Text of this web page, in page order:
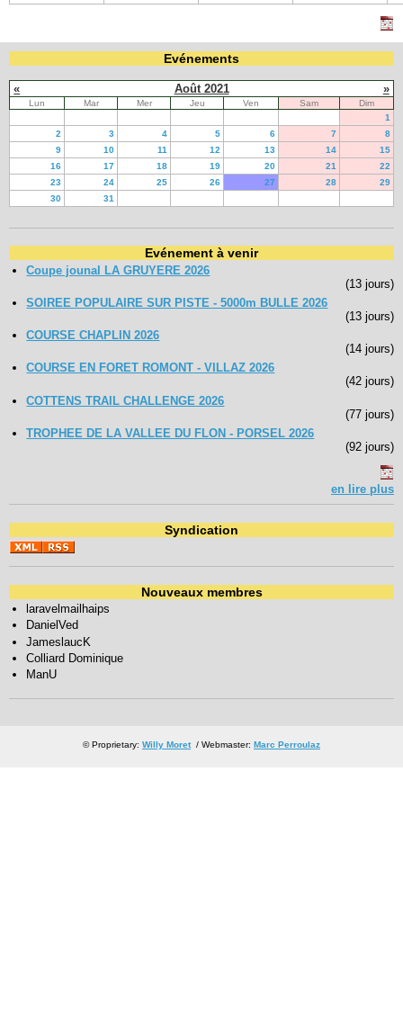
Evénements
« Août 2021 »
Lun Mar Mer Jeu Ven Sam
Dim
1
2
3 4 5 6 7
8
9
10 11 12 13 14
15
16
17 18 19 20 21
22
23
24 25 26 27 28
29
30
31
Evénement à venir
Coupe jounal LA GRUYERE 2026
(13 jours)
SOIREE POPULAIRE SUR PISTE - 5000m BULLE 2026
(13 jours)
COURSE CHAPLIN 2026
(14 jours)
COURSE EN FORET ROMONT - VILLAZ 2026
(42 jours)
COTTENS TRAIL CHALLENGE 2026
(77 jours)
TROPHEE DE LA VALLEE DU FLON - PORSEL 2026
(92 jours)
en lire plus
Syndication
Nouveaux membres
laravelmailhaips
DanielVed
JameslaucK
Colliard Dominique
ManU
© Proprietary: Willy Moret/ Webmaster: Marc Perroulaz